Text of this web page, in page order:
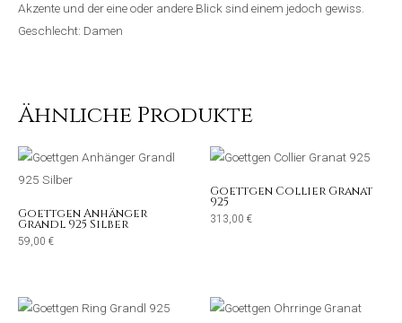
Akzente und der eine oder andere Blick sind einem jedoch gewiss.
Geschlecht: Damen
Ähnliche Produkte
Goettgen Anhänger
Grandl 925 Silber
59,00 €
Goettgen Collier Granat
925
313,00 €